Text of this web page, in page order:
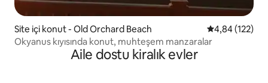
Site içi konut - Old Orchard Beach 5 üzerinden
4,84 (122)
Okyanus kıyısında konut, muhteşem manzaralar
Aile dostu kiralık evler